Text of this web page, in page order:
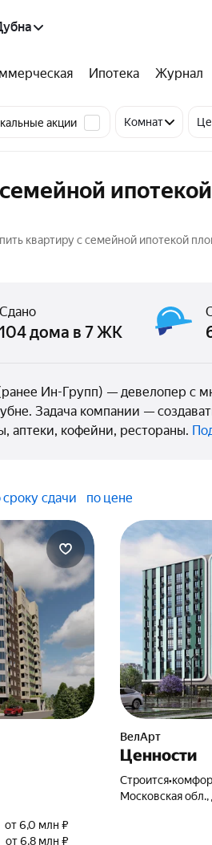
Ипотека Журнал
акции Комнат
квартиру с семейной ипотекой
Сдано
104 дома в 7 ЖК
Ин-Групп) — девелопер с
Задача компании —
аптеки, кофейни, рестораны.
сроку сдачи по цене
от 6,0 млн ₽
от 6,8 млн ₽
ВелАрт
Ценности
Строится•
Московская обл.,